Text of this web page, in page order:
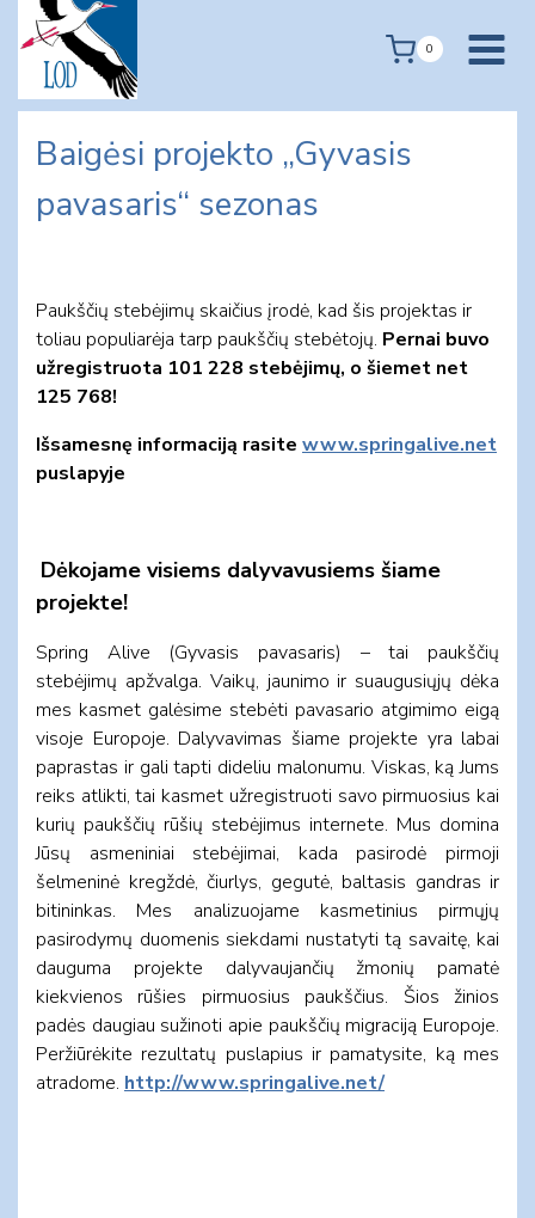
content
0
Baigėsi projekto „Gyvasis
pavasaris“ sezonas
Paukščių stebėjimų skaičius įrodė, kad šis projektas ir
toliau populiarėja tarp paukščių stebėtojų. Pernai buvo
užregistruota 101 228 stebėjimų, o šiemet net
125 768!
Išsamesnę informaciją rasite www.springalive.net
puslapyje
Dėkojame visiems dalyvavusiems šiame
projekte!
Spring Alive (Gyvasis pavasaris) – tai paukščių
stebėjimų apžvalga. Vaikų, jaunimo ir suaugusiųjų dėka
mes kasmet galėsime stebėti pavasario atgimimo eigą
visoje Europoje. Dalyvavimas šiame projekte yra labai
paprastas ir gali tapti dideliu malonumu. Viskas, ką Jums
reiks atlikti, tai kasmet užregistruoti savo pirmuosius kai
kurių paukščių rūšių stebėjimus internete. Mus domina
Jūsų asmeniniai stebėjimai, kada pasirodė pirmoji
šelmeninė kregždė, čiurlys, gegutė, baltasis gandras ir
bitininkas. Mes analizuojame kasmetinius pirmųjų
pasirodymų duomenis siekdami nustatyti tą savaitę, kai
dauguma projekte dalyvaujančių žmonių pamatė
kiekvienos rūšies pirmuosius paukščius. Šios žinios
padės daugiau sužinoti apie paukščių migraciją Europoje.
Peržiūrėkite rezultatų puslapius ir pamatysite, ką mes
atradome. http://www.springalive.net/